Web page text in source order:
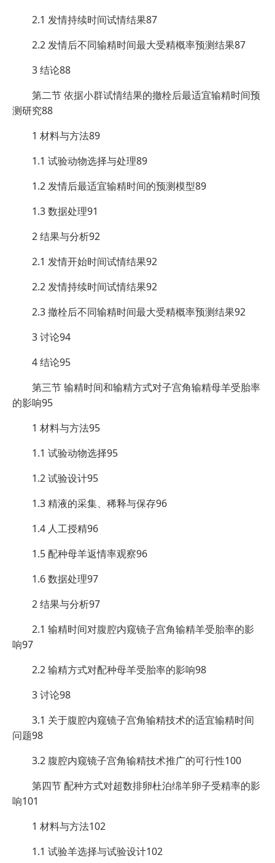
2.1 发情持续时间试情结果87
2.2 发情后不同输精时间最大受精概率预测结果87
3 结论88
第二节 依据小群试情结果的撤栓后最适宜输精时间预
测研究88
1 材料与方法89
1.1 试验动物选择与处理89
1.2 发情后最适宜输精时间的预测模型89
1.3 数据处理91
2 结果与分析92
2.1 发情开始时间试情结果92
2.2 发情持续时间试情结果92
2.3 撤栓后不同输精时间最大受精概率预测结果92
3 讨论94
4 结论95
第三节 输精时间和输精方式对子宫角输精母羊受胎率
的影响95
1 材料与方法95
1.1 试验动物选择95
1.2 试验设计95
1.3 精液的采集、稀释与保存96
1.4 人工授精96
1.5 配种母羊返情率观察96
1.6 数据处理97
2 结果与分析97
2.1 输精时间对腹腔内窥镜子宫角输精羊受胎率的影
响97
2.2 输精方式对配种母羊受胎率的影响98
3 讨论98
3.1 关于腹腔内窥镜子宫角输精技术的适宜输精时间
问题98
3.2 腹腔内窥镜子宫角输精技术推广的可行性100
第四节 配种方式对超数排卵杜泊绵羊卵子受精率的影
响101
1 材料与方法102
1.1 试验羊选择与试验设计102